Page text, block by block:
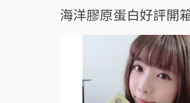
海洋膠原蛋白好評開